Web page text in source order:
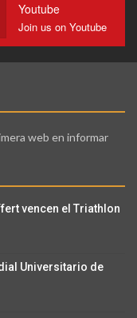
Youtube
Join us on Youtube
web en informar
vencen el Triathlon
Universitario de